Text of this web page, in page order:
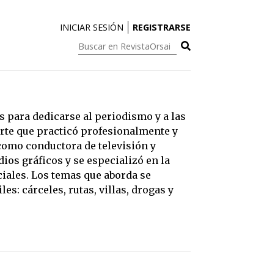
INICIAR SESIÓN REGISTRARSE
Buscar
RevistaOrsai:
para dedicarse al periodismo y a las
que practicó profesionalmente y
conductora de televisión y
gráficos y se especializó en la
Los temas que aborda se
cárceles, rutas, villas, drogas y